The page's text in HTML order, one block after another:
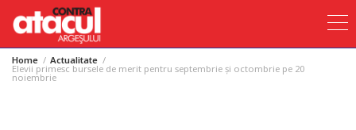
SkipHome Actualitate
Elevii primesc bursele de merit pentru septembrie și octombrie pe 20
noiembrie